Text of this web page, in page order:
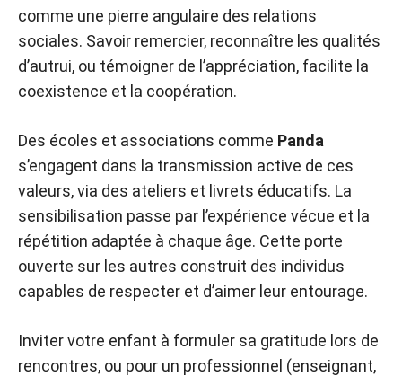
comme une pierre angulaire des relations
sociales. Savoir remercier, reconnaître les qualités
d’autrui, ou témoigner de l’appréciation, facilite la
coexistence et la coopération.
Des écoles et associations comme Panda
s’engagent dans la transmission active de ces
valeurs, via des ateliers et livrets éducatifs. La
sensibilisation passe par l’expérience vécue et la
répétition adaptée à chaque âge. Cette porte
ouverte sur les autres construit des individus
capables de respecter et d’aimer leur entourage.
Inviter votre enfant à formuler sa gratitude lors de
rencontres, ou pour un professionnel (enseignant,